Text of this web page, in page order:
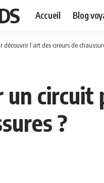
Accueil Blog
l’art des cireurs de
un circuit
?